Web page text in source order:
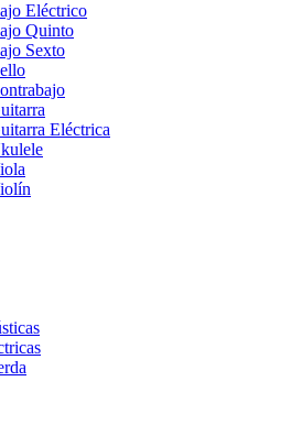
Eléctrico
Quinto
Sexto
Eléctrica